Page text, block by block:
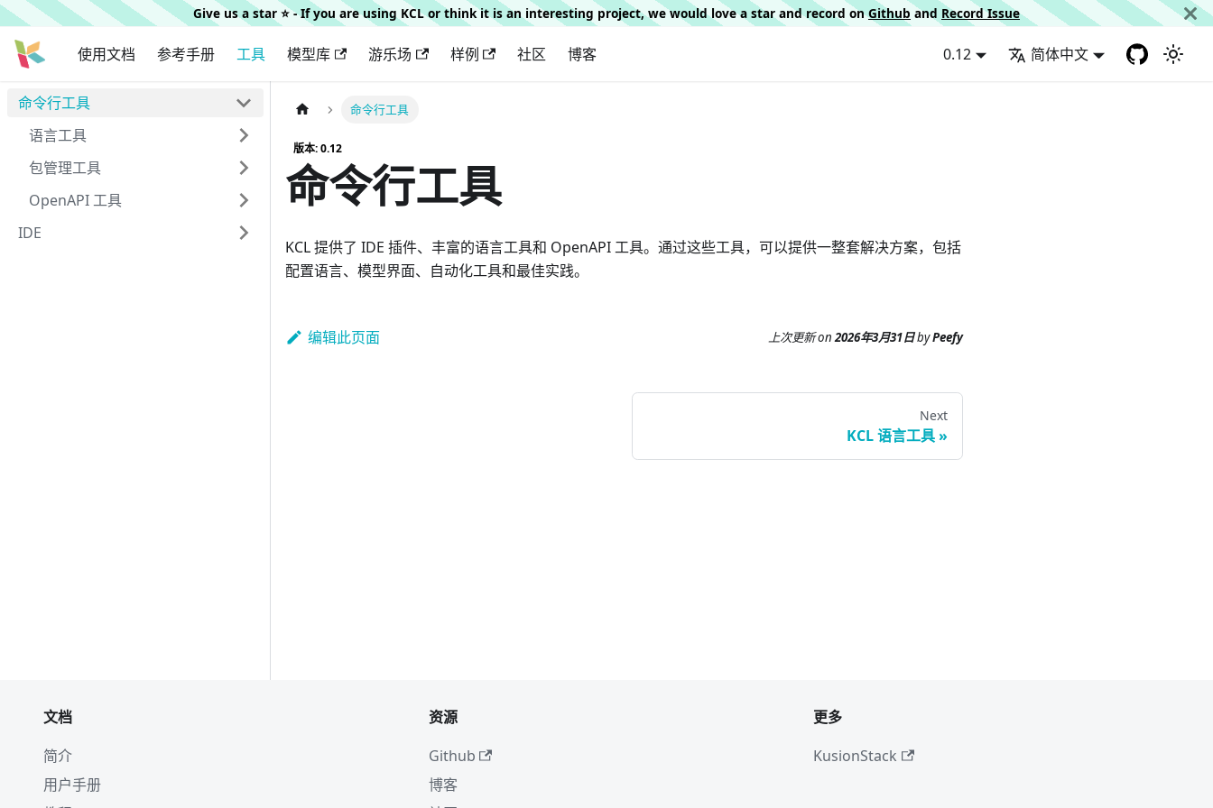
Give us a star ⭐️ - If you are using KCL or think it is an interesting project, we would love a star and record onGithub and Record Issue
使用文档 参考手册 工具 模型库 游乐场 样例 社区 博客 0.12 简体中文
命令行工具
语言工具
包管理工具
OpenAPI 工具
IDE
命令行工具
版本: 0.12
命令行工具
KCL 提供了 IDE 插件、丰富的语言工具和 OpenAPI 工具。通过这些工具，可以提供一整套解决方案，包括
配置语言、模型界面、自动化工具和最佳实践。
编辑此页面 上次更新on2026年3月31日byPeefy
Next
KCL 语言工具
文档
简介
用户手册
资源
Github
博客
更多
KusionStack